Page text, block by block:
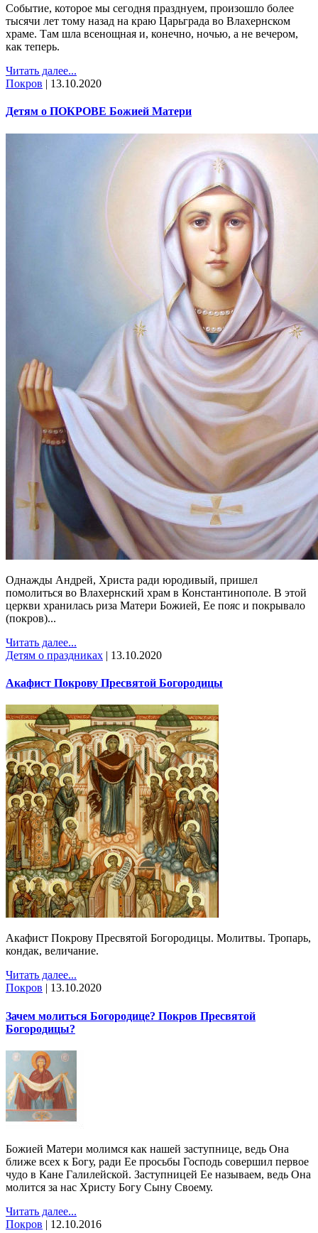
Событие, которое мы сегодня празднуем, произошло более
тысячи лет тому назад на краю Царьграда во Влахернском
храме. Там шла всенощная и, конечно, ночью, а не вечером,
как теперь.
Читать далее...
Покров | 13.10.2020
Детям о ПОКРОВЕ Божией Матери
Однажды Андрей, Христа ради юродивый, пришел
помолиться во Влахернский храм в Константинополе. В этой
церкви хранилась риза Матери Божией, Ее пояс и покрывало
(покров)...
Читать далее...
Детям о праздниках | 13.10.2020
Акафист Покрову Пресвятой Богородицы
Акафист Покрову Пресвятой Богородицы. Молитвы. Тропарь,
кондак, величание.
Читать далее...
Покров | 13.10.2020
Зачем молиться Богородице? Покров Пресвятой
Богородицы?
Божией Матери молимся как нашей заступнице, ведь Она
ближе всех к Богу, ради Ее просьбы Господь совершил первое
чудо в Кане Галилейской. Заступницей Ее называем, ведь Она
молится за нас Христу Богу Сыну Своему.
Читать далее...
Покров | 12.10.2016